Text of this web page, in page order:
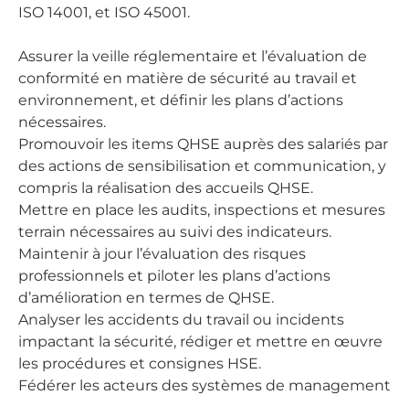
ISO 14001, et ISO 45001.
Assurer la veille réglementaire et l’évaluation de
conformité en matière de sécurité au travail et
environnement, et définir les plans d’actions
nécessaires.
Promouvoir les items QHSE auprès des salariés par
des actions de sensibilisation et communication, y
compris la réalisation des accueils QHSE.
Mettre en place les audits, inspections et mesures
terrain nécessaires au suivi des indicateurs.
Maintenir à jour l’évaluation des risques
professionnels et piloter les plans d’actions
d’amélioration en termes de QHSE.
Analyser les accidents du travail ou incidents
impactant la sécurité, rédiger et mettre en œuvre
les procédures et consignes HSE.
Fédérer les acteurs des systèmes de management